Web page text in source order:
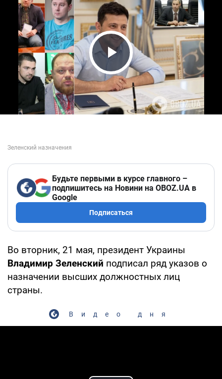
Play Video
Будьте первыми в курсе главного –
подпишитесь на Новини на OBOZ.UA в
Google
Подписаться
Во вторник, 21 мая, президент Украины
Владимир Зеленский подписал ряд указов о
назначении высших должностных лиц
страны.
Видео дня